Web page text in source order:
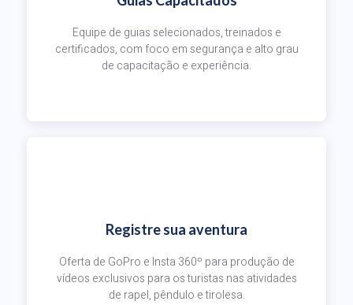
Equipe de guias selecionados, treinados e
certificados, com foco em segurança e alto grau
de capacitação e experiência.
Registre sua aventura
Oferta de GoPro e Insta 360º para produção de
vídeos exclusivos para os turistas nas atividades
de rapel, pêndulo e tirolesa.